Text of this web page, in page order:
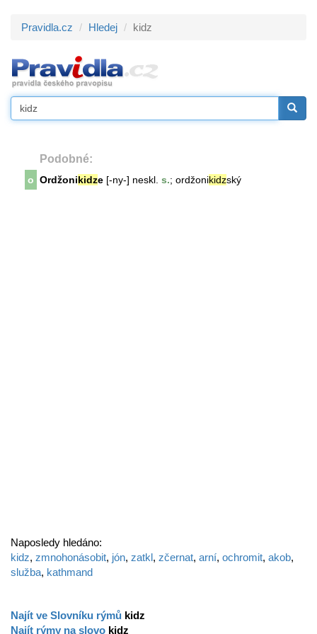
Pravidla.cz Hledej kidz
Podobné:
o Ordžonikidze [-ny-] neskl. s.; ordžonikidzský
Naposledy hledáno:
kidz, zmnohonásobit, jón, zatkl, zčernat, arní, ochromit, akob,
služba, kathmand
Najít ve Slovníku rýmů kidz
Najít rýmy na slovo kidz